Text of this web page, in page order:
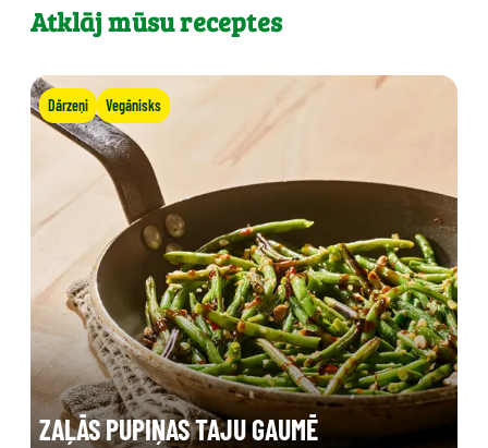
Atklāj mūsu receptes
Dārzeņi Vegānisks
ZAĻĀS PUPIŅAS TAJU GAUMĒ